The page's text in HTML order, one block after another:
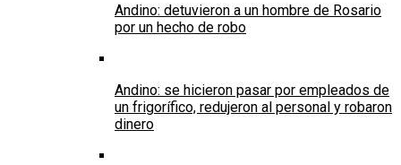
Andino: detuvieron a un hombre de Rosario
por un hecho de robo
Andino: se hicieron pasar por empleados de
un frigorífico, redujeron al personal y robaron
dinero